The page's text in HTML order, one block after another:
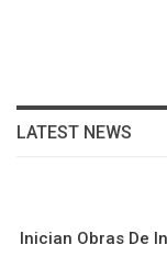
LATEST NEWS
Inician Obras De